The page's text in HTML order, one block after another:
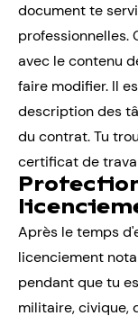
document te
professionnelles.
avec le contenu
faire modifier. Il
description des
du contrat. Tu
certificat de
Après le temps
licenciement
pendant que tu
militaire, civique,